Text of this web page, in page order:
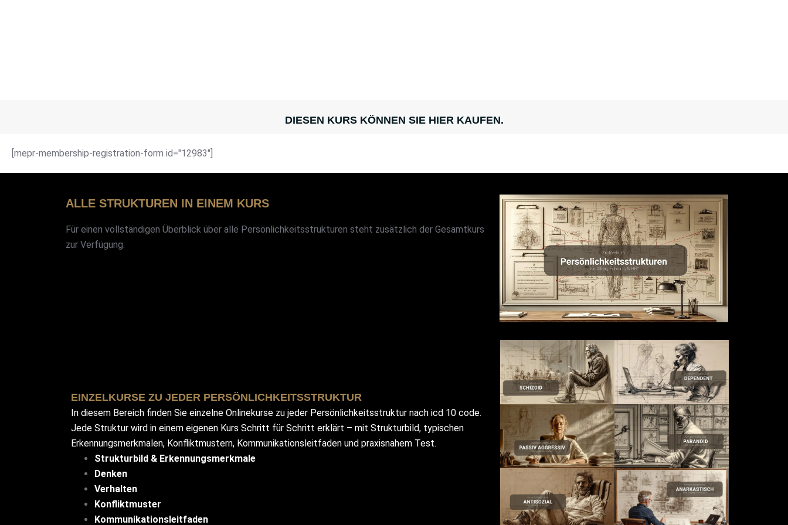
DIESEN KURS KÖNNEN SIE HIER KAUFEN.
[mepr-membership-registration-form id="12983"]
ALLE STRUKTUREN IN EINEM KURS
Für einen vollständigen Überblick über alle Persönlichkeitsstrukturen steht zusätzlich der Gesamtkurs
zur Verfügung.
EINZELKURSE ZU JEDER PERSÖNLICHKEITSSTRUKTUR
In diesem Bereich finden Sie einzelne Onlinekurse zu jeder Persönlichkeitsstruktur nach icd 10 code.
Jede Struktur wird in einem eigenen Kurs Schritt für Schritt erklärt – mit Strukturbild, typischen
Erkennungsmerkmalen, Konfliktmustern, Kommunikationsleitfaden und praxisnahem Test.
Strukturbild & Erkennungsmerkmale
Denken
Verhalten
Konfliktmuster
Kommunikationsleitfaden